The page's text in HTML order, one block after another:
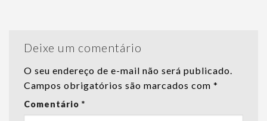
Deixe um comentário
O seu endereço de e-mail não será publicado.
Campos obrigatórios são marcados com *
Comentário *